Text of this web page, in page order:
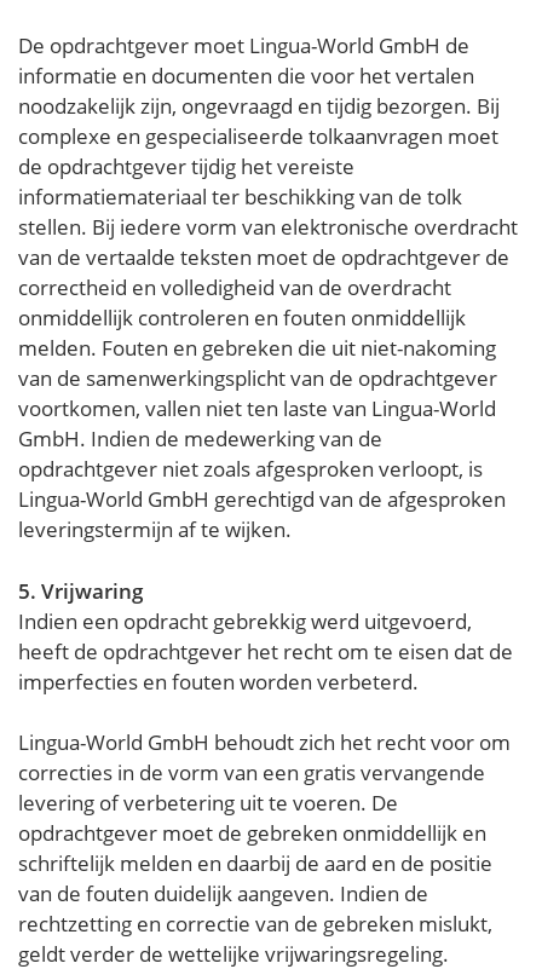
De opdrachtgever moet Lingua-World GmbH de
informatie en documenten die voor het vertalen
noodzakelijk zijn, ongevraagd en tijdig bezorgen. Bij
complexe en gespecialiseerde tolkaanvragen moet
de opdrachtgever tijdig het vereiste
informatiemateriaal ter beschikking van de tolk
stellen. Bij iedere vorm van elektronische overdracht
van de vertaalde teksten moet de opdrachtgever de
correctheid en volledigheid van de overdracht
onmiddellijk controleren en fouten onmiddellijk
melden. Fouten en gebreken die uit niet-nakoming
van de samenwerkingsplicht van de opdrachtgever
voortkomen, vallen niet ten laste van Lingua-World
GmbH. Indien de medewerking van de
opdrachtgever niet zoals afgesproken verloopt, is
Lingua-World GmbH gerechtigd van de afgesproken
leveringstermijn af te wijken.
5. Vrijwaring
Indien een opdracht gebrekkig werd uitgevoerd,
heeft de opdrachtgever het recht om te eisen dat de
imperfecties en fouten worden verbeterd.
Lingua-World GmbH behoudt zich het recht voor om
correcties in de vorm van een gratis vervangende
levering of verbetering uit te voeren. De
opdrachtgever moet de gebreken onmiddellijk en
schriftelijk melden en daarbij de aard en de positie
van de fouten duidelijk aangeven. Indien de
rechtzetting en correctie van de gebreken mislukt,
geldt verder de wettelijke vrijwaringsregeling.